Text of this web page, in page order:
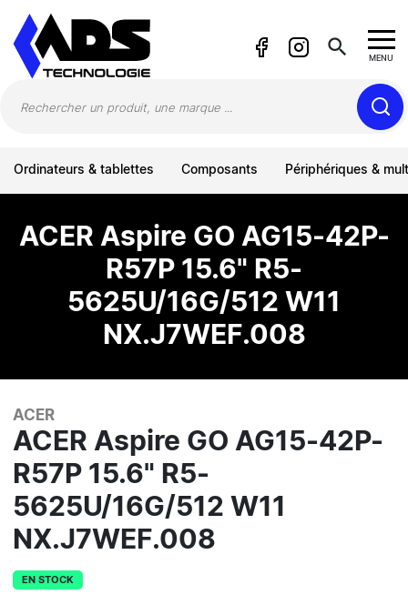
search MENU
Ordinateurs & tablettes Composants Périphériques &
ACER Aspire GO AG15-42P-
R57P 15.6" R5-
5625U/16G/512 W11
NX.J7WEF.008
ACER
ACER Aspire GO AG15-42P-
R57P 15.6" R5-
5625U/16G/512 W11
NX.J7WEF.008
EN STOCK